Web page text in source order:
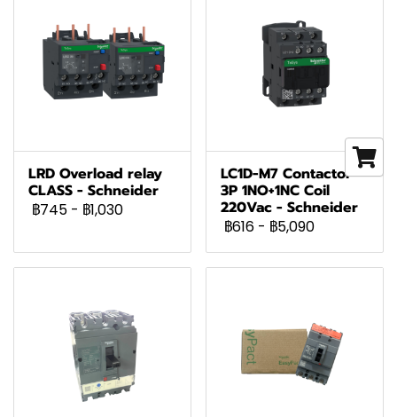
LRD Overload relay
CLASS - Schneider
฿745 - ฿1,030
LC1D-M7 Contactor
3P 1NO+1NC Coil
220Vac - Schneider
฿616 - ฿5,090